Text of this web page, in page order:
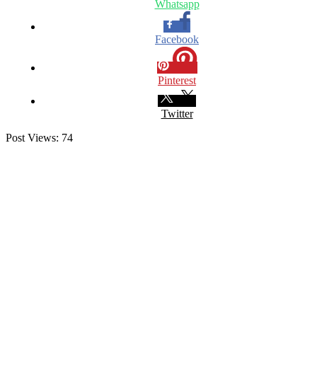
Whatsapp
Facebook
Pinterest
Twitter
Post Views: 74